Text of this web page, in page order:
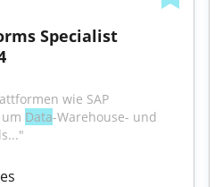
Specialist
wie SAP
Data-Warehouse- und